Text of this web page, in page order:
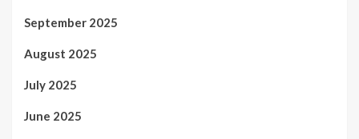
September 2025
August 2025
July 2025
June 2025